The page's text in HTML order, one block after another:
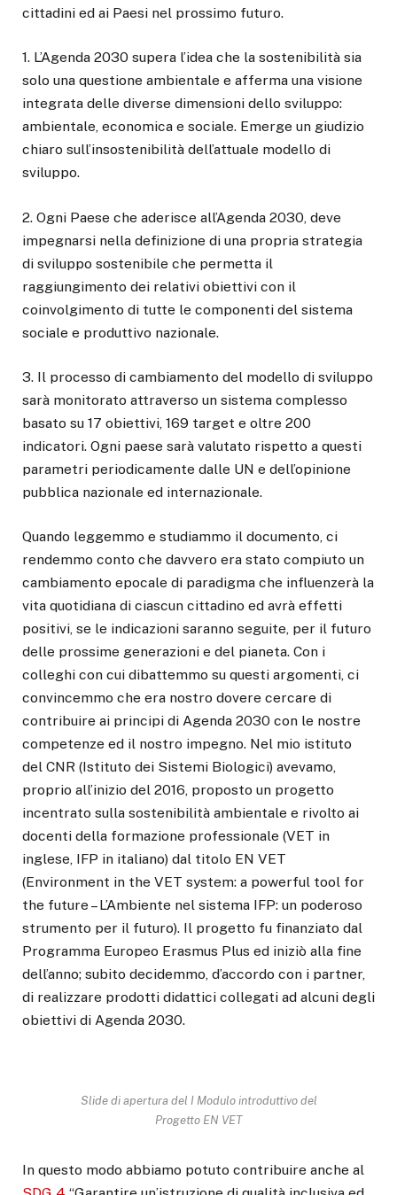
cittadini ed ai Paesi nel prossimo futuro.
1. L’Agenda 2030 supera l’idea che la sostenibilità sia
solo una questione ambientale e afferma una visione
integrata delle diverse dimensioni dello sviluppo:
ambientale, economica e sociale. Emerge un giudizio
chiaro sull’insostenibilità dell’attuale modello di
sviluppo.
2. Ogni Paese che aderisce all’Agenda 2030, deve
impegnarsi nella definizione di una propria strategia
di sviluppo sostenibile che permetta il
raggiungimento dei relativi obiettivi con il
coinvolgimento di tutte le componenti del sistema
sociale e produttivo nazionale.
3. Il processo di cambiamento del modello di sviluppo
sarà monitorato attraverso un sistema complesso
basato su 17 obiettivi, 169 target e oltre 200
indicatori. Ogni paese sarà valutato rispetto a questi
parametri periodicamente dalle UN e dell’opinione
pubblica nazionale ed internazionale.
Quando leggemmo e studiammo il documento, ci
rendemmo conto che davvero era stato compiuto un
cambiamento epocale di paradigma che influenzerà la
vita quotidiana di ciascun cittadino ed avrà effetti
positivi, se le indicazioni saranno seguite, per il futuro
delle prossime generazioni e del pianeta. Con i
colleghi con cui dibattemmo su questi argomenti, ci
convincemmo che era nostro dovere cercare di
contribuire ai principi di Agenda 2030 con le nostre
competenze ed il nostro impegno. Nel mio istituto
del CNR (Istituto dei Sistemi Biologici) avevamo,
proprio all’inizio del 2016, proposto un progetto
incentrato sulla sostenibilità ambientale e rivolto ai
docenti della formazione professionale (VET in
inglese, IFP in italiano) dal titolo EN VET
(Environment in the VET system: a powerful tool for
the future – L’Ambiente nel sistema IFP: un poderoso
strumento per il futuro). Il progetto fu finanziato dal
Programma Europeo Erasmus Plus ed iniziò alla fine
dell’anno; subito decidemmo, d’accordo con i partner,
di realizzare prodotti didattici collegati ad alcuni degli
obiettivi di Agenda 2030.
Slide di apertura del I Modulo introduttivo del
Progetto EN VET
In questo modo abbiamo potuto contribuire anche al